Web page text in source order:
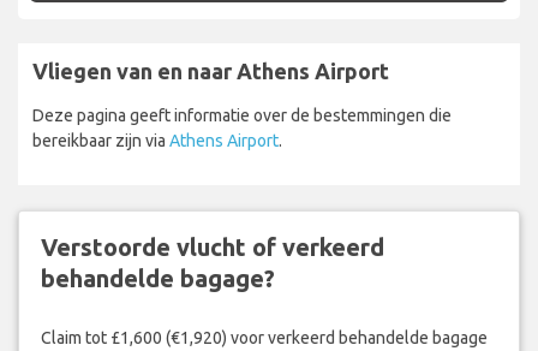
Vliegen van en naar Athens Airport
Deze pagina geeft informatie over de bestemmingen die
bereikbaar zijn via Athens Airport.
Verstoorde vlucht of verkeerd
behandelde bagage?
Claim tot £1,600 (€1,920) voor verkeerd behandelde bagage